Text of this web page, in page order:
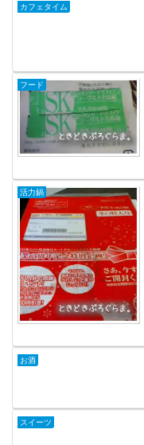
カフェタイム
フード
活力鍋
お酒
スイーツ